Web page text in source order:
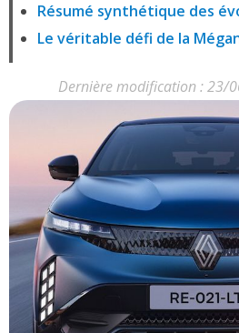
Résumé synthétique des
Le véritable défi de la
Dernière modification : 23/